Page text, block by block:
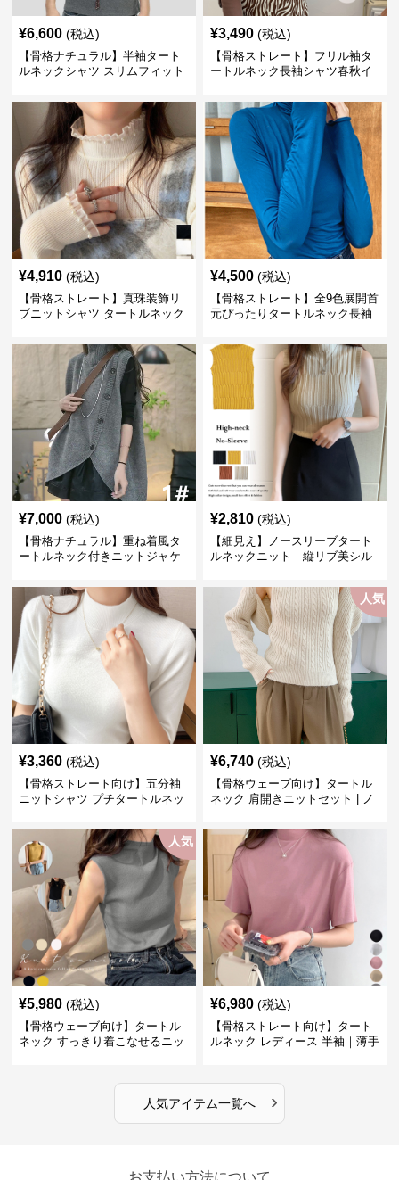
¥6,600 (税込)
【骨格ナチュラル】半袖タート
ルネックシャツ スリムフィット
¥3,490 (税込)
【骨格ストレート】フリル袖タ
ートルネック長袖シャツ春秋イ
¥4,910 (税込)
【骨格ストレート】真珠装飾リ
ブニットシャツ タートルネック
¥4,500 (税込)
【骨格ストレート】全9色展開首
元ぴったりタートルネック長袖
¥7,000 (税込)
【骨格ナチュラル】重ね着風タ
ートルネック付きニットジャケ
¥2,810 (税込)
【細見え】ノースリーブタート
ルネックニット｜縦リブ美シル
¥3,360 (税込)
【骨格ストレート向け】五分袖
ニットシャツ プチタートルネッ
人気
¥6,740 (税込)
【骨格ウェーブ向け】タートル
ネック 肩開きニットセット | ノ
人気
¥5,980 (税込)
【骨格ウェーブ向け】タートル
ネック すっきり着こなせるニッ
¥6,980 (税込)
【骨格ストレート向け】タート
ルネック レディース 半袖｜薄手
人気アイテム一覧へ ›
お支払い方法について